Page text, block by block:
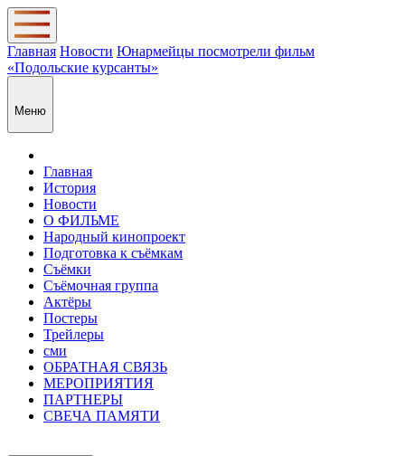
Главная Новости Юнармейцы посмотрели фильм
«Подольские курсанты»
Меню
Главная
История
Новости
О ФИЛЬМЕ
Народный кинопроект
Подготовка к съёмкам
Съёмки
Съёмочная группа
Актёры
Постеры
Трейлеры
сми
ОБРАТНАЯ СВЯЗЬ
МЕРОПРИЯТИЯ
ПАРТНЕРЫ
СВЕЧА ПАМЯТИ